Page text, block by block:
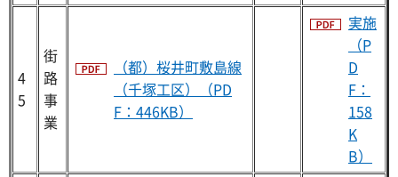
4
5
街
路
事
業
（都）桜井町敷島線
（千塚工区）（PD
F：446KB）
実施
（P
D
F：
158
K
B）